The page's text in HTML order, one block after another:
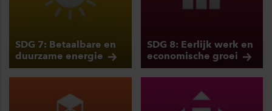
SDG 7: Betaalbare en
duurzame energie
SDG 8: Eerlijk werk en
economische groei